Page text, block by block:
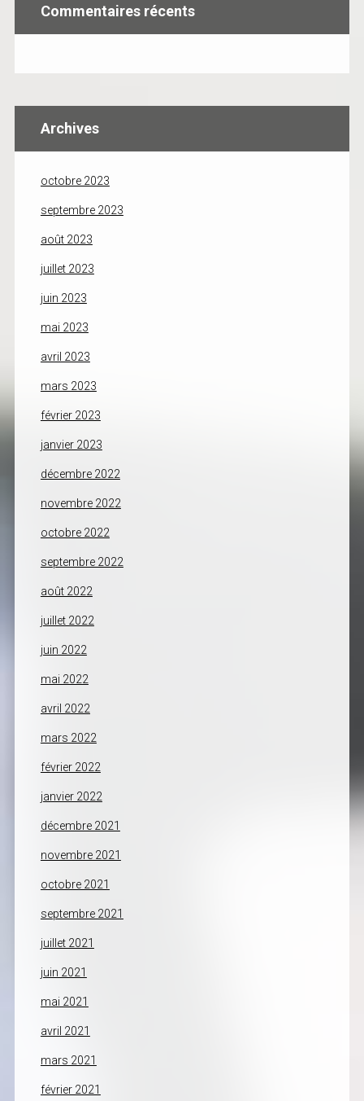
Commentaires récents
Archives
octobre 2023
septembre 2023
août 2023
juillet 2023
juin 2023
mai 2023
avril 2023
mars 2023
février 2023
janvier 2023
décembre 2022
novembre 2022
octobre 2022
septembre 2022
août 2022
juillet 2022
juin 2022
mai 2022
avril 2022
mars 2022
février 2022
janvier 2022
décembre 2021
novembre 2021
octobre 2021
septembre 2021
juillet 2021
juin 2021
mai 2021
avril 2021
mars 2021
février 2021